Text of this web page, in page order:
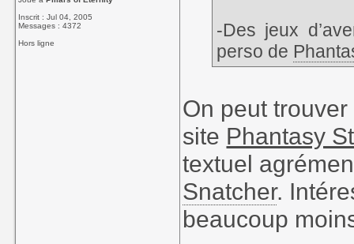
Inscrit : Jul 04, 2005
Messages : 4372
Hors ligne
-Des jeux
perso de
On peut
site Phantasy
textuel
Snatcher.
beaucoup